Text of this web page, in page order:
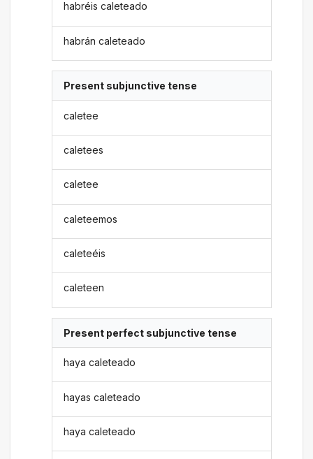
habréis caleteado
habrán caleteado
Present subjunctive tense
caletee
caletees
caletee
caleteemos
caleteéis
caleteen
Present perfect subjunctive tense
haya caleteado
hayas caleteado
haya caleteado